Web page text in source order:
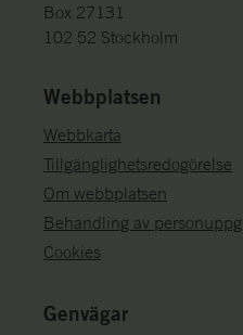
Box 27131
102 52 Stockholm
Webbplatsen
Webbkarta
Tillgänglighetsredogörelse
Om webbplatsen
Behandling av
Cookies
Genvägar